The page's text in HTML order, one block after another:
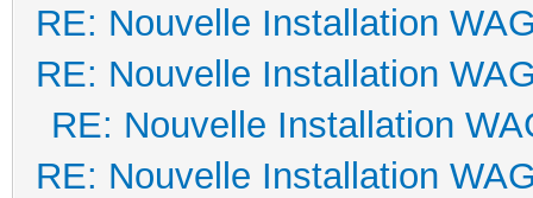
RE: Nouvelle Installation
RE: Nouvelle Installation
RE: Nouvelle Installation
RE: Nouvelle Installation